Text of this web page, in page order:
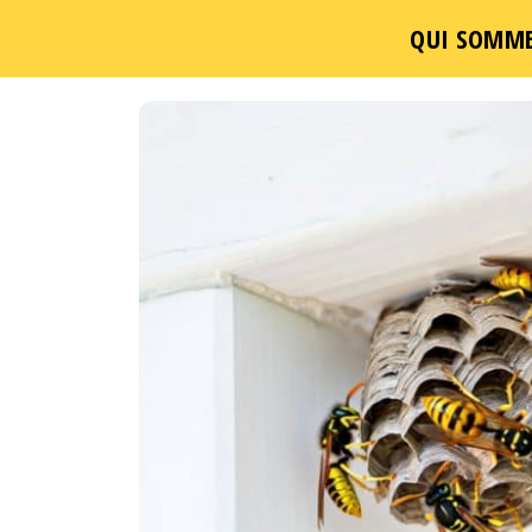
QUI
Passer